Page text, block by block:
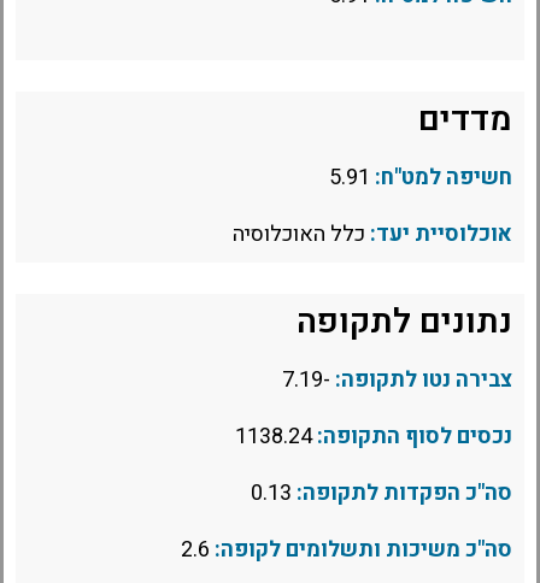
מדדים
חשיפה למט"ח:
אוכלוסיית יעד: כלל האוכלוסיה
נתונים לתקופה
צבירה נטו לתקופה: -7.19
נכסים לסוף התקופה:1138.24
סה"כ הפקדות לתקופה:
סה"כ משיכות ותשלומים לקופה: